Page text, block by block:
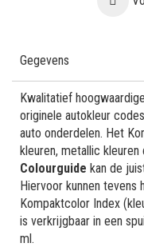
Gegevens
Kwalitatief
originele autokleur
auto onderdelen. Het
kleuren, metallic kleuren
Colourguide kan de
Hiervoor kunnen tevens
Kompaktcolor Index
is verkrijgbaar in een
ml.